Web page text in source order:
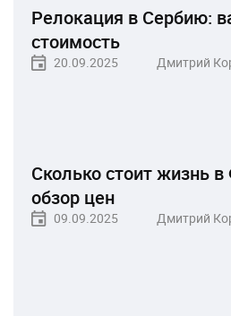
Релокация в Сербию:
стоимость
20.09.2025 Дмитрий
Сколько стоит жизнь
обзор цен
09.09.2025 Дмитрий